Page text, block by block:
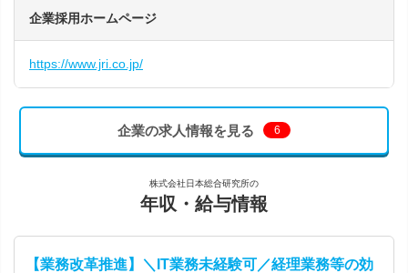
企業採用ホームページ
https://www.jri.co.jp/
企業の求人情報を見る 6
株式会社日本総合研究所の
年収・給与情報
【業務改革推進】＼IT業務未経験可／経理業務等の効